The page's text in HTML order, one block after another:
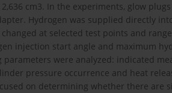
cm3. In the experiments, glow
Hydrogen was supplied directly
at selected test points and
injection start angle and maximum
were analyzed: indicated
pressure occurrence and heat
on determining whether there are